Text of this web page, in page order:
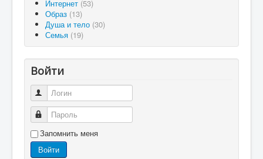
Интернет (53)
Образ (13)
Душа и тело (30)
Семья (19)
Войти
Логин
Пароль
Запомнить меня
Войти